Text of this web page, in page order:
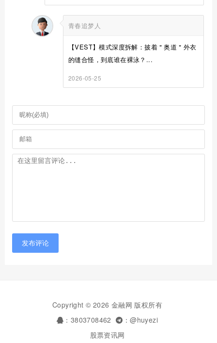
青春追梦人
【VEST】模式深度拆解：披着＂奥道＂外衣
的缝合怪，到底谁在裸泳？...
2026-05-25
发布评论
Copyright © 2026 金融网 版权所有
：3803708462
：@huyezi
股票资讯网